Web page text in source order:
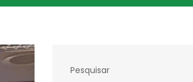
Pesquisar